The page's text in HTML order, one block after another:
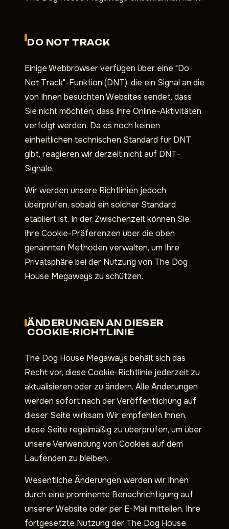
DO NOT TRACK
Einige Webbrowser verfügen über eine "Do
Not Track"-Funktion (DNT), die ein Signal an die
von Ihnen besuchten Websites sendet, dass
Sie nicht möchten, dass Ihre Online-Aktivitäten
verfolgt werden. Da es noch keinen
einheitlichen technischen Standard für DNT
gibt, reagieren wir derzeit nicht auf DNT-
Signale.
Wir werden unsere Richtlinien jedoch
überprüfen, sobald ein solcher Standard
etabliert ist. In der Zwischenzeit können Sie
Ihre Cookie-Präferenzen über die oben
genannten Methoden verwalten, um Ihre
Privatsphäre bei der Nutzung von The Dog
House Megaways zu schützen.
ÄNDERUNGEN AN DIESER
COOKIE-RICHTLINIE
The Dog House Megaways behält sich das
Recht vor, diese Cookie-Richtlinie jederzeit zu
aktualisieren oder zu ändern. Alle Änderungen
werden sofort nach der Veröffentlichung auf
dieser Seite wirksam. Wir empfehlen Ihnen,
diese Seite regelmäßig zu überprüfen, um über
unsere Verwendung von Cookies auf dem
Laufenden zu bleiben.
Wesentliche Änderungen werden wir Ihnen
durch eine prominente Benachrichtigung auf
unserer Website oder per E-Mail mitteilen. Ihre
fortgesetzte Nutzung der The Dog House